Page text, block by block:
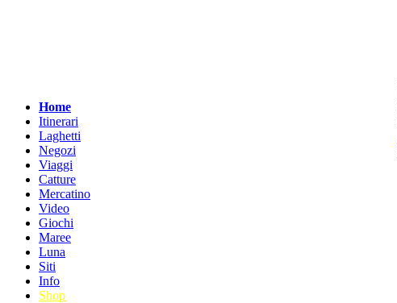
Home
Itinerari
Laghetti
Negozi
Viaggi
Catture
Mercatino
Video
Giochi
Maree
Luna
Siti
Info
Shop